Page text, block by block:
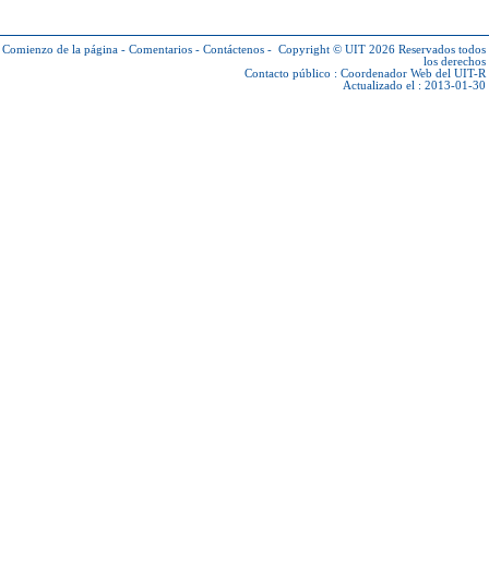
Comienzo de la página - Comentarios - Contáctenos - Copyright © UIT 2026 Reservados todos
los derechos
Contacto público : Coordenador Web del UIT-R
Actualizado el : 2013-01-30